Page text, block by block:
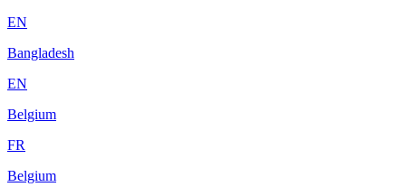
EN
Bangladesh
EN
Belgium
FR
Belgium